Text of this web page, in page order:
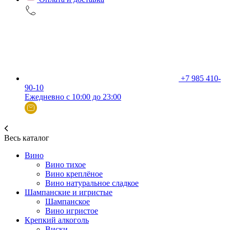
+7 985 410-
90-10
Ежедневно с 10:00 до 23:00
Весь каталог
Вино
Вино тихое
Вино креплёное
Вино натуральное сладкое
Шампанские и игристые
Шампанское
Вино игристое
Крепкий алкоголь